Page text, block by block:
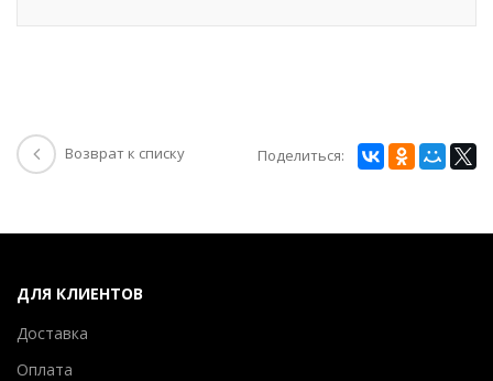
Возврат к списку Поделиться:
ДЛЯ КЛИЕНТОВ
Доставка
Оплата